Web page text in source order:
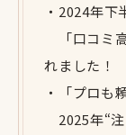
・2024年下
「口コミ
れました！
・「プロも
2025年“